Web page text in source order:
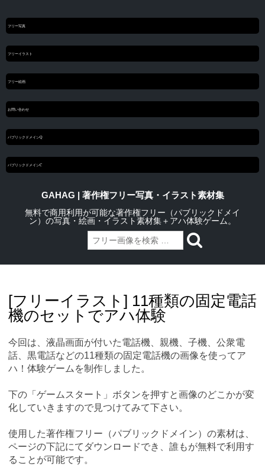
フリー写真
フリーイラスト
フリー絵画
お問い合わせ
パブリックドメインQ
パブリックドメインC
GAHAG | 著作権フリー写真・イラスト素材集
無料で商用利用が可能な著作権フリー（パブリックドメイ
ン）の写真・絵画・イラスト素材集＋アハ体験ゲーム。
content[フリーイラスト] 11種類の固定電話
機のセットでアハ体験
今回は、液晶画面が付いた電話機、親機、子機、公衆電
話、黒電話などの11種類の固定電話機の画像を使ってア
ハ！体験ゲームを制作しました。
下の「ゲームスタート」ボタンを押すと画像のどこかが変
化していきますので見つけてみて下さい。
使用した著作権フリー（パブリックドメイン）の素材は、
ページの下記にてダウンロードでき、誰もが無料で利用す
ることが可能です。